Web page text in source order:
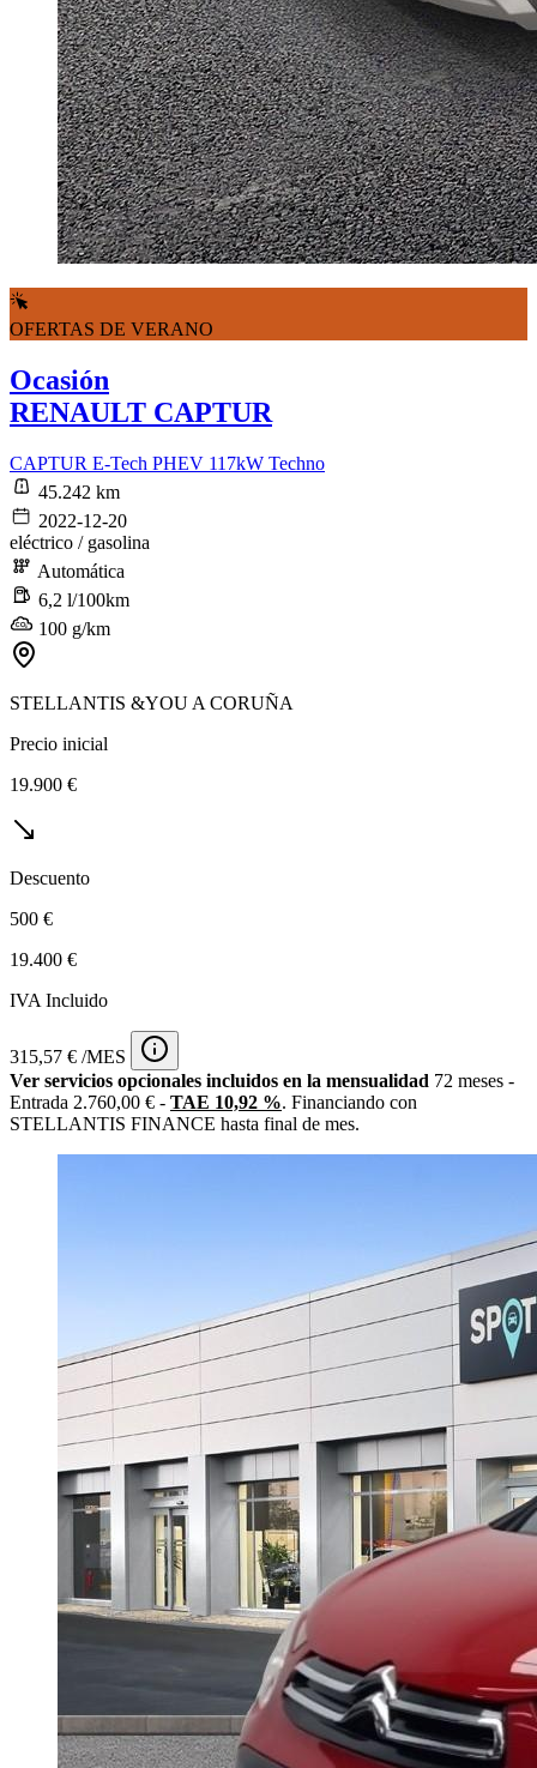
OFERTAS DE VERANO
Ocasión
RENAULT CAPTUR
CAPTUR E-Tech PHEV 117kW Techno
45.242 km
2022-12-20
eléctrico / gasolina
Automática
6,2 l/100km
100 g/km
STELLANTIS &YOU A CORUÑA
Precio inicial
19.900 €
Descuento
500 €
19.400 €
IVA Incluido
315,57 € /MES
Ver servicios opcionales incluidos en la mensualidad 72 meses -
Entrada 2.760,00 € - TAE 10,92 %. Financiando con
STELLANTIS FINANCE hasta final de mes.